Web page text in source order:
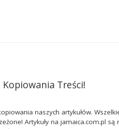
Kopiowania Treści!
naszych artykułów.
Artykuły na jamaica.com.pl są